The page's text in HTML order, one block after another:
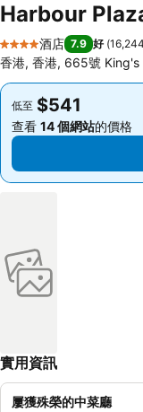
Harbour
4 星級
酒店 7.9 好 (
香港, 香港, 665號 King's
低至 $541
查看 14 個網站的價格
低至 $541
查看 14 個網站的價格
實用資訊
屢獲殊榮的中菜廳